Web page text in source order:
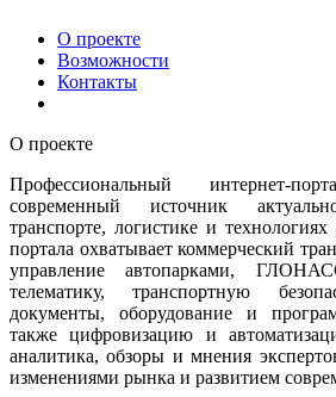
О проекте
Возможности
Контакты
О проекте
Профессиональный интернет-
современный источник
транспорте, логистике и
портала охватывает коммерческий
управление автопарками,
телематику, транспортную
документы, оборудование и
также цифровизацию и
аналитика, обзоры и мнения
изменениями рынка и развитием